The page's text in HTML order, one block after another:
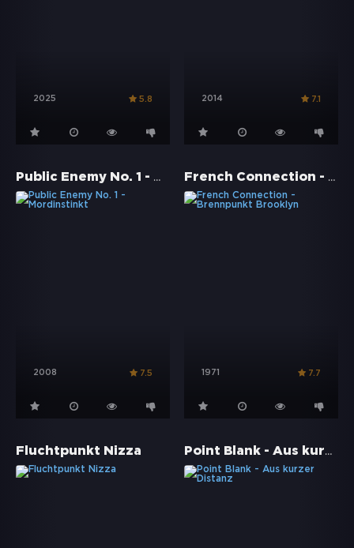
2025 5.8 2014 7.1
Public Enemy No. 1 - Mordinstinkt
2008 7.5
French Connection - Brennpunkt Brooklyn
1971 7.7
Fluchtpunkt Nizza Point Blank - Aus kurzer Distanz